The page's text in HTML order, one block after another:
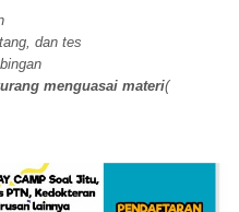
dan tes
menguasai materi(